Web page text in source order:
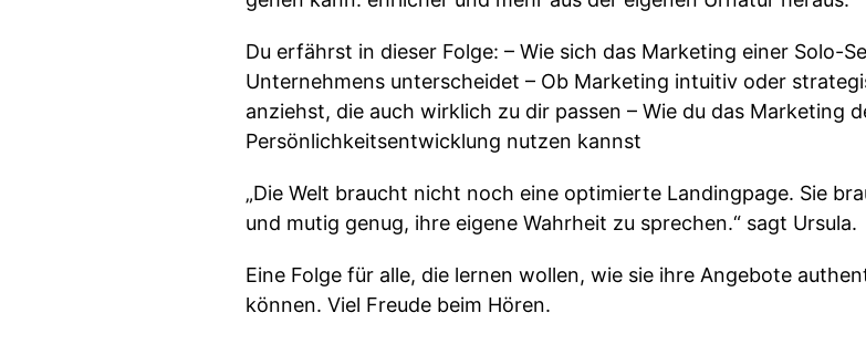
Du erfährst in dieser Folge: – Wie sich das Marketing einer Solo-
Unternehmens unterscheidet – Ob Marketing intuitiv oder
anziehst, die auch wirklich zu dir passen – Wie du das Marketing
Persönlichkeitsentwicklung nutzen kannst
„Die Welt braucht nicht noch eine optimierte Landingpage. Sie
und mutig genug, ihre eigene Wahrheit zu sprechen.“ sagt Ursula.
Eine Folge für alle, die lernen wollen, wie sie ihre Angebote
können. Viel Freude beim Hören.